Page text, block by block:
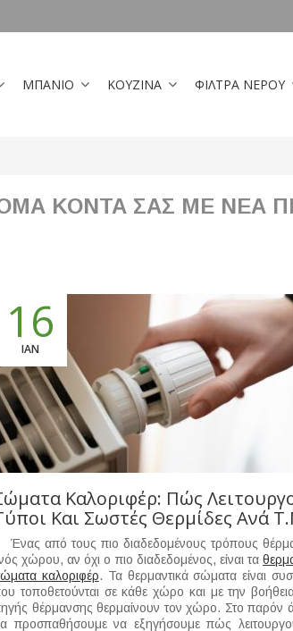
ΜΠΑΝΙΟ ΚΟΥΖΙΝΑ ΦΙΛΤΡΑ ΝΕΡΟΥ
ΚΟΝΤΑ ΣΑΣ ΜΕ ΝΕΑ
16
ΙΑΝ
Καλοριφέρ: Πώς
Και Σωστές Θερμίδες Ανά
Ένας από τους πιο διαδεδομένους τρόπους
χώρου, αν όχι ο πιο διαδεδομένος, είναι τα
καλοριφέρ. Τα θερμαντικά σώματα είναι
τοποθετούνται σε κάθε χώρο και με την
θέρμανσης θερμαίνουν τον χώρο. Στο παρόν
προσπαθήσουμε να εξηγήσουμε πώς